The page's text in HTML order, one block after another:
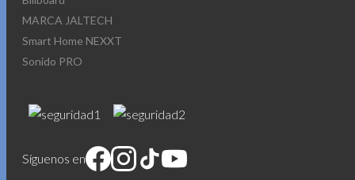
MARCA JALTECH
Smart Home NEXXT
Sonido PRO
Síguenos en